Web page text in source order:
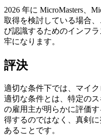
2026 年に MicroMasters、
取得を検討している場合
び認識するためのインフ
牢になります。
評決
適切な条件下では、マイ
適切な条件とは、特定の
の雇用主が明らかに評価
得するのではなく、真剣
あることです。